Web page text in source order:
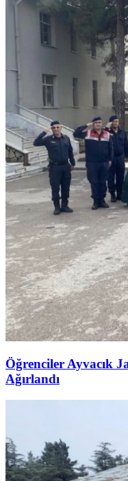
Öğrenciler Ayvacık
Ağırlandı